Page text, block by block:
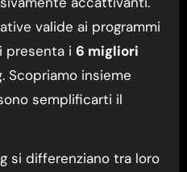
valide ai programmi
presenta i 6 migliori
. Scopriamo insieme
semplificarti il
si differenziano tra loro